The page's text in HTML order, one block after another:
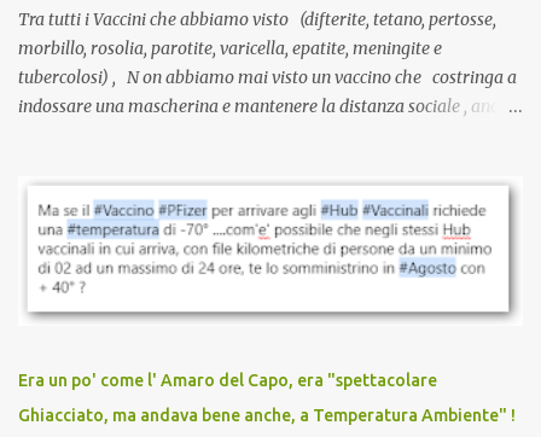
Tra tutti i Vaccini che abbiamo visto (difterite, tetano, pertosse,
morbillo, rosolia, parotite, varicella, epatite, meningite e
tubercolosi) , N on abbiamo mai visto un vaccino che costringa a
indossare una mascherina e mantenere la distanza sociale , anche
vaccinazione. Non avevamo mai sentito parlare di ricompense,
sconti, incentivi per vaccinarsi. Non avevamo mai visto
discriminazioni per coloro che non l’hanno fatto. Se non sei stato
vaccinato, nessuno aveva prima cercato di farti sentire una
persona cattiva. Non avevamo mai visto un vaccino che minacci le
vaccino usato per minacciare i mezzi di sussistenza, il lavoro o la
scuola. Non avevamo mai visto un vaccino che permettesse a un
dodicenne di ignorare il consenso dei genitori. Dopo tutti i vaccini
Era un po' come l' Amaro del Capo, era "spettacolare
Ghiacciato, ma andava bene anche, a Temperatura Ambiente" !